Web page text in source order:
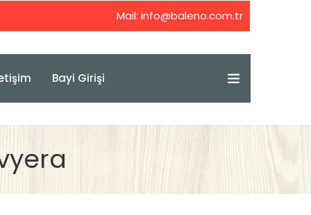
Mail: info@baleno.com.tr
Bayi Girişi